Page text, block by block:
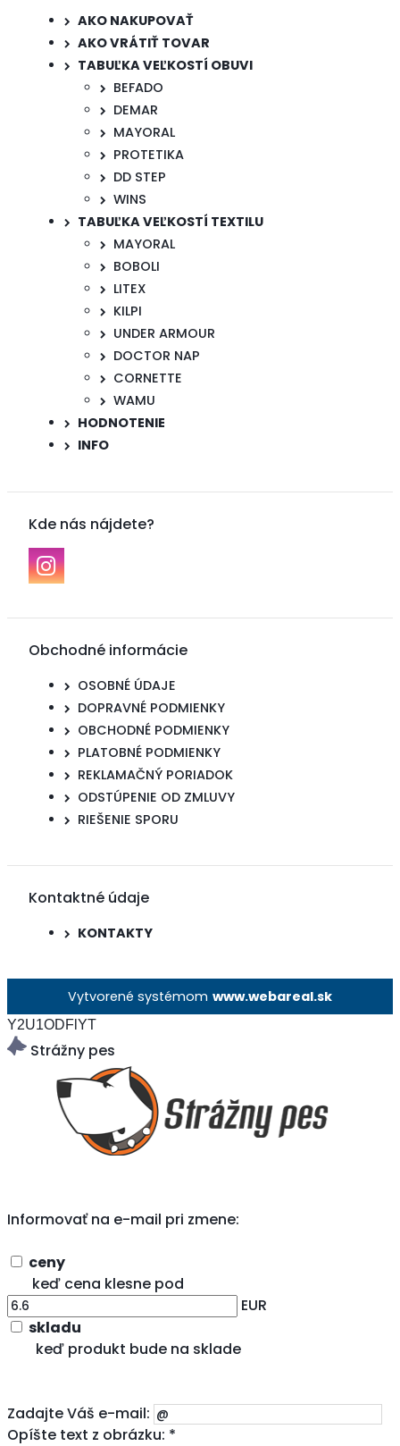
AKO NAKUPOVAŤ
AKO VRÁTIŤ TOVAR
TABUĽKA VEĽKOSTÍ OBUVI
BEFADO
DEMAR
MAYORAL
PROTETIKA
DD STEP
WINS
TABUĽKA VEĽKOSTÍ TEXTILU
MAYORAL
BOBOLI
LITEX
KILPI
UNDER ARMOUR
DOCTOR NAP
CORNETTE
WAMU
HODNOTENIE
INFO
Kde nás nájdete?
Obchodné informácie
OSOBNÉ ÚDAJE
DOPRAVNÉ PODMIENKY
OBCHODNÉ PODMIENKY
PLATOBNÉ PODMIENKY
REKLAMAČNÝ PORIADOK
ODSTÚPENIE OD ZMLUVY
RIEŠENIE SPORU
Kontaktné údaje
KONTAKTY
Vytvorené systémom www.webareal.sk
Y2U1ODFlYT
Strážny pes
Informovať na e-mail pri zmene:
ceny
keď cena klesne pod
EUR
skladu
keď produkt bude na sklade
Zadajte Váš e-mail:
Opíšte text z obrázku: *